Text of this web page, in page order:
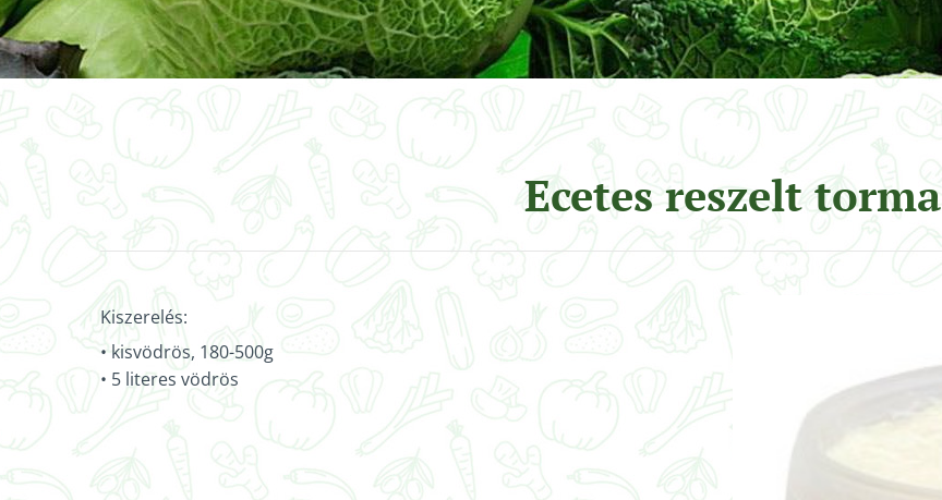
Ecetes reszelt torma
Kiszerelés:
• kisvödrös, 180-500g
• 5 literes vödrös